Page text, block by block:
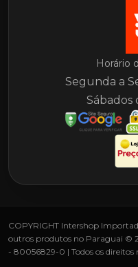
Horário
Segunda a
Sábados
COPYRIGHT Intershop
outros produtos no Paraguai ©
- 80056829-0 | Todos os direitos